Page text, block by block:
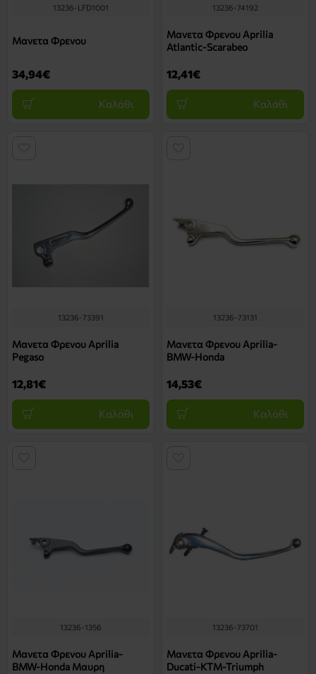
13236-LFD1001
Μανετα Φρενου
34,94€
Καλάθι
13236-74192
Μανετα Φρενου Aprilia
Atlantic-Scarabeo
12,41€
Καλάθι
13236-73391
Μανετα Φρενου Aprilia
Pegaso
12,81€
Καλάθι
13236-73131
Μανετα Φρενου Aprilia-
BMW-Honda
14,53€
Καλάθι
13236-1356
Μανετα Φρενου Aprilia-
BMW-Honda Μαυρη
13236-73701
Μανετα Φρενου Aprilia-
Ducati-KTM-Triumph